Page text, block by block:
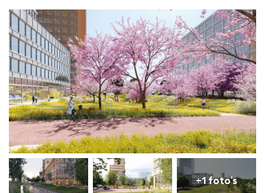
+1 foto's